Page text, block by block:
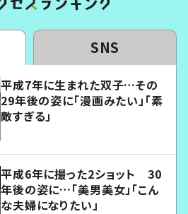
SNS
平成7年に生まれた双子…その
29年後の姿に「漫画みたい」「素
敵すぎる」
平成6年に撮った2ショット 30
年後の姿に…「美男美女」「こん
な夫婦になりたい」